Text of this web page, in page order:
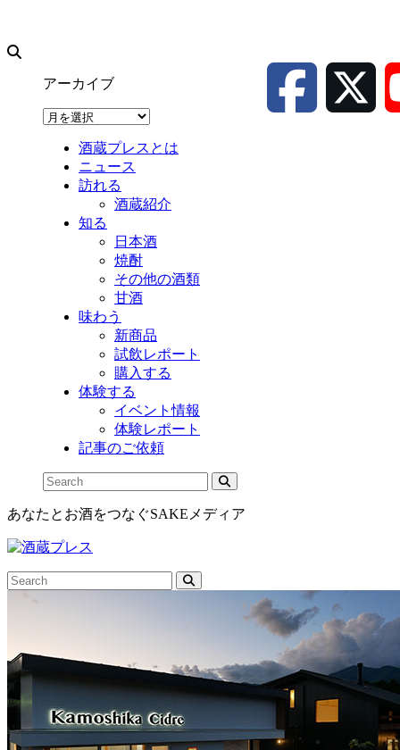
アーカイブ
ア
酒蔵プレスとは
ニュース
訪れる
酒蔵紹介
知る
日本酒
焼酎
その他の酒類
甘酒
味わう
新商品
試飲レポート
購入する
体験する
イベント情報
体験レポート
記事のご依頼
あなたとお酒をつなぐSAKEメディア